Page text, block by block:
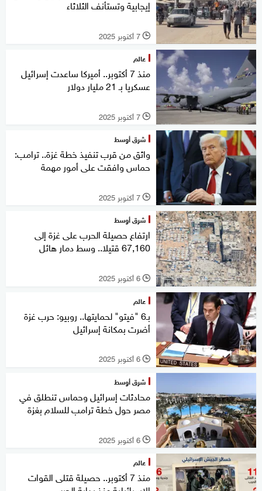
إيجابية وتستأنف الثلاثاء
l 7 أكتوبر 2025
عالم
منذ 7 أكتوبر.. أميركا ساعدت إسرائيل
عسكريا بـ 21 مليار دولار
l 7 أكتوبر 2025
شرق أوسط
واثق من قرب تنفيذ خطة غزة.. ترامب:
حماس وافقت على أمور مهمة
l 7 أكتوبر 2025
شرق أوسط
ارتفاع حصيلة الحرب على غزة إلى
67,160 قتيلا.. وسط دمار هائل
l 6 أكتوبر 2025
عالم
بـ6 "فيتو" لحمايتها.. روبيو: حرب غزة
أضرت بمكانة إسرائيل
l 6 أكتوبر 2025
شرق أوسط
محادثات إسرائيل وحماس تنطلق في
مصر حول خطة ترامب للسلام بغزة
l 6 أكتوبر 2025
عالم
منذ 7 أكتوبر.. حصيلة قتلى القوات